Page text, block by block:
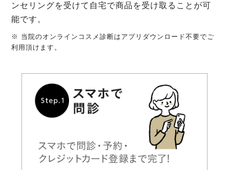
ンセリングを受けて自宅で商品を受け取ることが可
能です。
※ 当院のオンラインコスメ診断はアプリダウンロード不要でご
利用頂けます。